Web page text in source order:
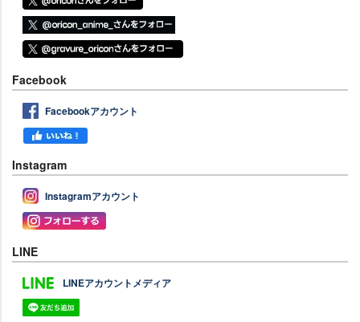
Facebook
Facebookアカウント
Instagram
Instagramアカウント
LINE
LINEアカウントメディア